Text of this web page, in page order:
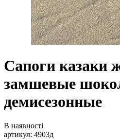
Сапоги казаки
замшевые
демисезонные
В наявності
артикул: 4903д